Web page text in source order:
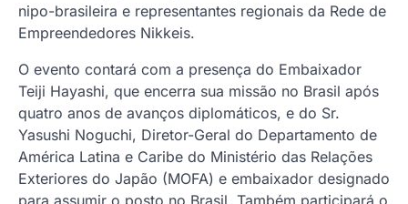
nipo-brasileira e representantes regionais da Rede de
Empreendedores Nikkeis.
O evento contará com a presença do Embaixador
Teiji Hayashi, que encerra sua missão no Brasil após
quatro anos de avanços diplomáticos, e do Sr.
Yasushi Noguchi, Diretor-Geral do Departamento de
América Latina e Caribe do Ministério das Relações
Exteriores do Japão (MOFA) e embaixador designado